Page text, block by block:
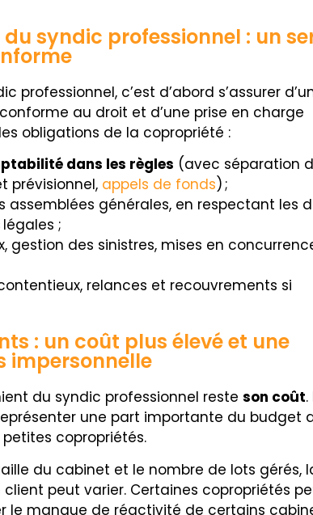
syndic professionnel : un
professionnel, c’est d’abord s’assurer
au droit et d’une prise en charge
obligations de la copropriété :
dans les règles (avec séparation
prévisionnel, appels de fonds) ;
assemblées générales, en respectant les
;
gestion des sinistres, mises en
relances et recouvrements si
: un coût plus élevé et une
impersonnelle
du syndic professionnel reste son coût.
une part importante du budget
copropriétés.
du cabinet et le nombre de lots gérés,
peut varier. Certaines copropriétés
le manque de réactivité de certains